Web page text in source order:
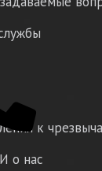
к
о нас